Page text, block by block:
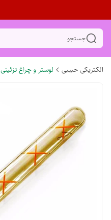
جستجو
الکتریکی حبیبی لوستر و چراغ تزئینی